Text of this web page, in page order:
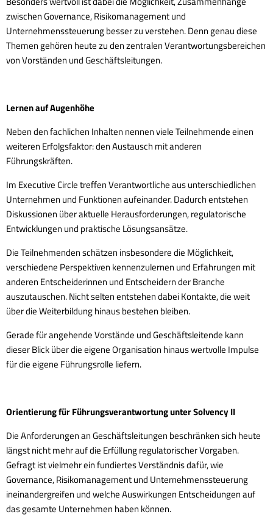
zwischen Governance, Risikomanagement und
Unternehmenssteuerung besser zu verstehen. Denn genau diese
Themen gehören heute zu den zentralen Verantwortungsbereichen
von Vorständen und Geschäftsleitungen.
Lernen auf Augenhöhe
Neben den fachlichen Inhalten nennen viele Teilnehmende einen
weiteren Erfolgsfaktor: den Austausch mit anderen
Führungskräften.
Im Executive Circle treffen Verantwortliche aus unterschiedlichen
Unternehmen und Funktionen aufeinander. Dadurch entstehen
Diskussionen über aktuelle Herausforderungen, regulatorische
Entwicklungen und praktische Lösungsansätze.
Die Teilnehmenden schätzen insbesondere die Möglichkeit,
verschiedene Perspektiven kennenzulernen und Erfahrungen mit
anderen Entscheiderinnen und Entscheidern der Branche
auszutauschen. Nicht selten entstehen dabei Kontakte, die weit
über die Weiterbildung hinaus bestehen bleiben.
Gerade für angehende Vorstände und Geschäftsleitende kann
dieser Blick über die eigene Organisation hinaus wertvolle Impulse
für die eigene Führungsrolle liefern.
Orientierung für Führungsverantwortung unter Solvency II
Die Anforderungen an Geschäftsleitungen beschränken sich heute
längst nicht mehr auf die Erfüllung regulatorischer Vorgaben.
Gefragt ist vielmehr ein fundiertes Verständnis dafür, wie
Governance, Risikomanagement und Unternehmenssteuerung
ineinandergreifen und welche Auswirkungen Entscheidungen auf
das gesamte Unternehmen haben können.